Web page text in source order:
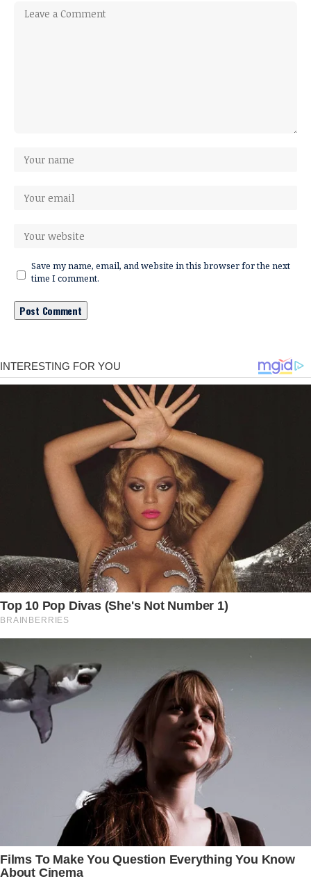
Save my name, email, and website in this browser for the next
time I comment.